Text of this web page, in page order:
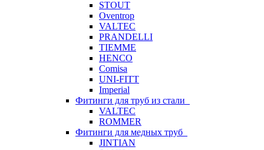
STOUT
Oventrop
VALTEC
PRANDELLI
TIEMME
HENCO
Comisa
UNI-FITT
Imperial
Фитинги для труб из стали
VALTEC
ROMMER
Фитинги для медных труб
JINTIAN